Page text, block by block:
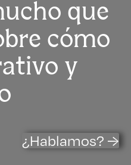
que
cómo
y
¿Hablamos? →